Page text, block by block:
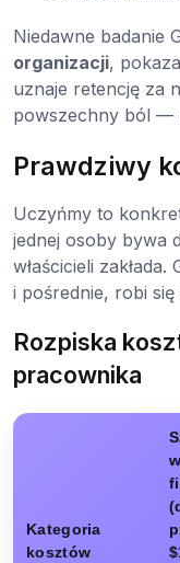
Niedawne badanie
organizacji,
uznaje retencję za
powszechny ból —
Prawdziwy
Uczyńmy to
jednej osoby bywa
właścicieli
i pośrednie, robi
Rozpiska
pracownika
Kategoria
kosztów